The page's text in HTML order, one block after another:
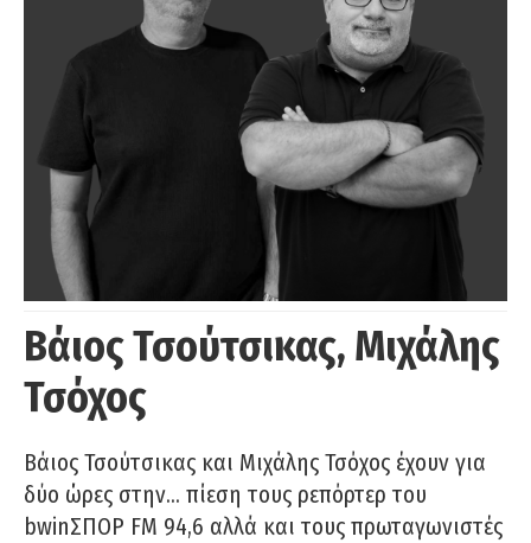
Βάιος Τσούτσικας, Μιχάλης
Τσόχος
Βάιος Τσούτσικας και Μιχάλης Τσόχος έχουν για
δύο ώρες στην… πίεση τους ρεπόρτερ του
bwinΣΠΟΡ FM 94,6 αλλά και τους πρωταγωνιστές